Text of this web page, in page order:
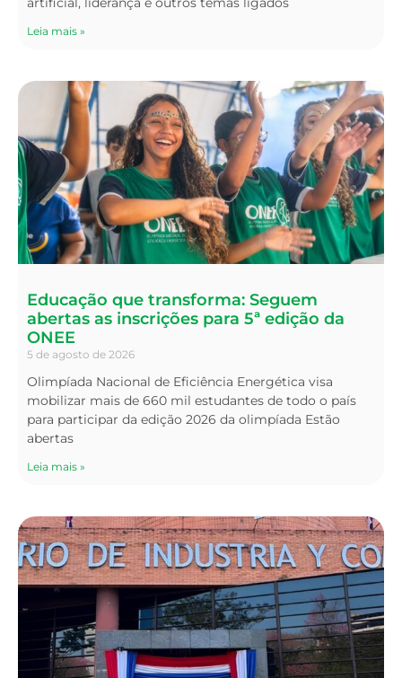
Leia mais »
Educação que transforma: Seguem
abertas as inscrições para 5ª edição da
ONEE
5 de agosto de 2026
Olimpíada Nacional de Eficiência Energética visa
mobilizar mais de 660 mil estudantes de todo o país
para participar da edição 2026 da olimpíada Estão
abertas
Leia mais »